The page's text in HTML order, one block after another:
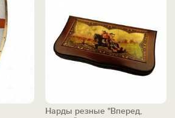
Нарды резные "Вперед,